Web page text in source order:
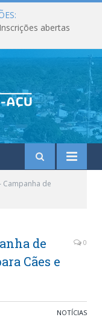
abertas
Campanha de
de
Cães e
0
NOTÍCIAS